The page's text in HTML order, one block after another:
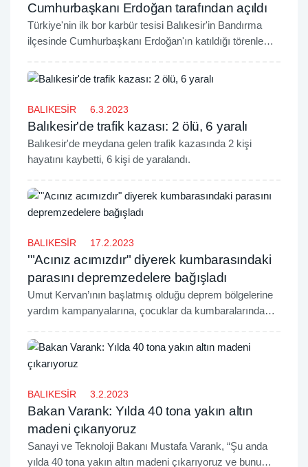
Cumhurbaşkanı Erdoğan tarafından açıldı
Türkiye'nin ilk bor karbür tesisi Balıkesir'in Bandırma
ilçesinde Cumhurbaşkanı Erdoğan'ın katıldığı törenle
BALIKESİR 6.3.2023
Balıkesir'de trafik kazası: 2 ölü, 6 yaralı
Balıkesir'de meydana gelen trafik kazasında 2 kişi
hayatını kaybetti, 6 kişi de yaralandı.
BALIKESİR 17.2.2023
'"Acınız acımızdır" diyerek kumbarasındaki
parasını depremzedelere bağışladı
Umut Kervan’ının başlatmış olduğu deprem bölgelerine
yardım kampanyalarına, çocuklar da kumbaralarında
BALIKESİR 3.2.2023
Bakan Varank: Yılda 40 tona yakın altın
madeni çıkarıyoruz
Sanayi ve Teknoloji Bakanı Mustafa Varank, “Şu anda
yılda 40 tona yakın altın madeni çıkarıyoruz ve bunu